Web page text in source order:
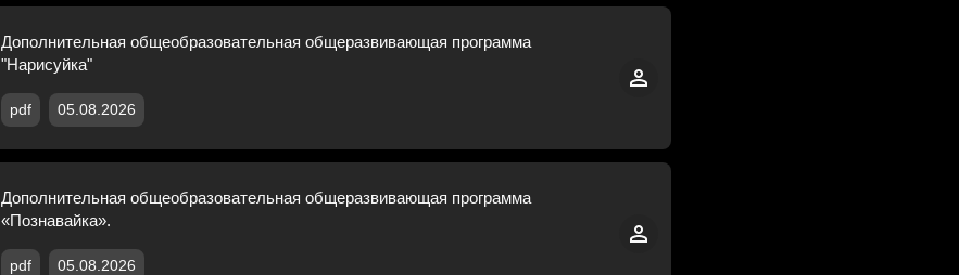
Дополнительная общеобразовательная общеразвивающая программа
"Нарисуйка"
pdf 05.08.2026
Дополнительная общеобразовательная общеразвивающая программа
«Познавайка».
pdf 05.08.2026